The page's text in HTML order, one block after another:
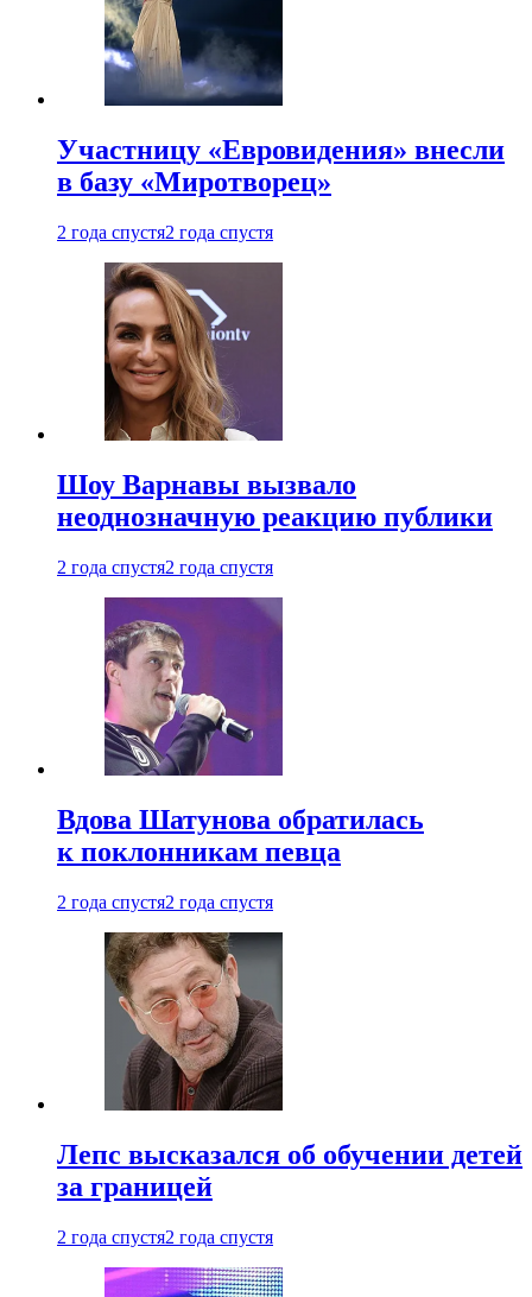
Участницу «Евровидения» внесли
в базу «Миротворец»
2 года спустя2 года спустя
Шоу Варнавы вызвало
неоднозначную реакцию публики
2 года спустя2 года спустя
Вдова Шатунова обратилась
к поклонникам певца
2 года спустя2 года спустя
Лепс высказался об обучении детей
за границей
2 года спустя2 года спустя